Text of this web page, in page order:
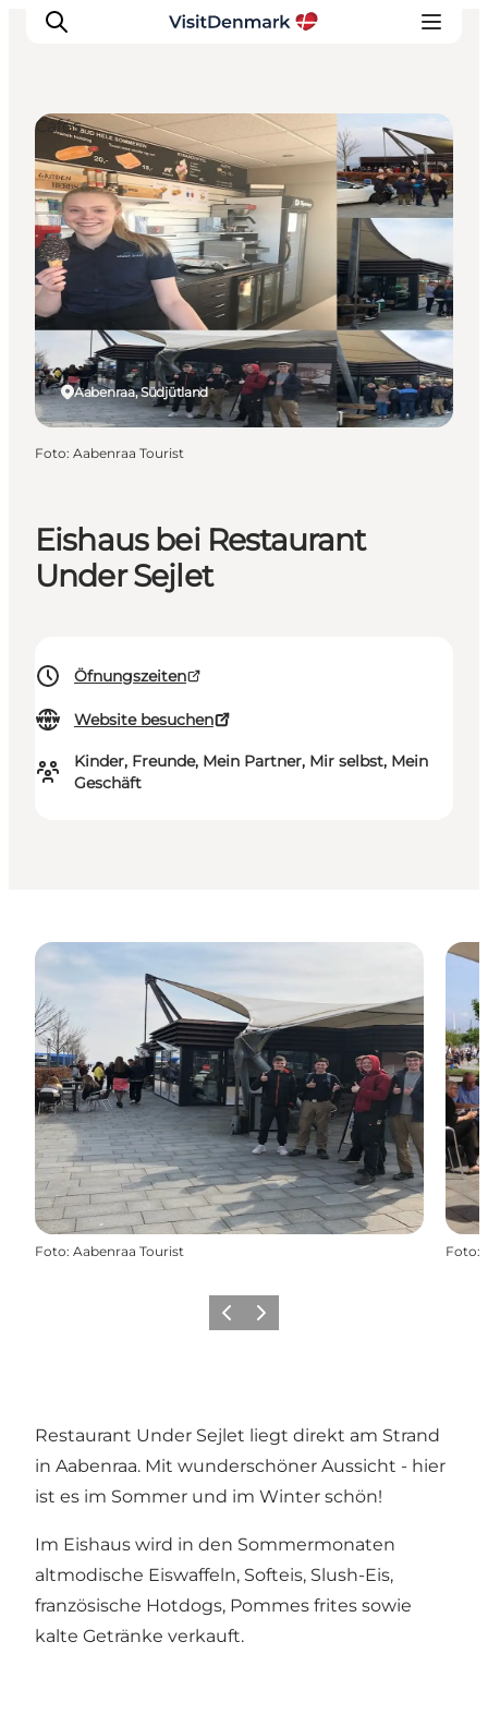
Inspiration
Regionen
Erlebnisse
Unterkünfte
Reiseplanung
Eishaus bei Restaurant
Under Sejlet
Öfnungszeiten
Website besuchen
Kinder, Freunde, Mein Partner, Mir selbst, Mein
Geschäft
Aabenraa, Südjütland
Cafés
Foto: Aabenraa Tourist
Foto: Aabenraa Tourist Foto:
ZurückWeiter
Restaurant Under Sejlet liegt direkt am Strand
in Aabenraa. Mit wunderschöner Aussicht - hier
ist es im Sommer und im Winter schön!
Im Eishaus wird in den Sommermonaten
altmodische Eiswaffeln, Softeis, Slush-Eis,
französische Hotdogs, Pommes frites sowie
kalte Getränke verkauft.